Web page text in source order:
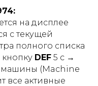
на дисплее
с текущей
полного списка
кнопку DEF 5 с →
машины (Machine
все активные